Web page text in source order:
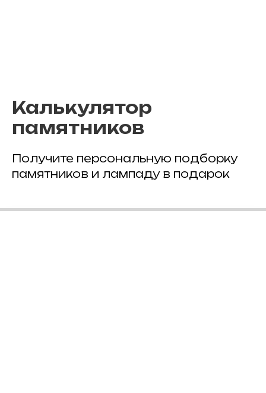
Калькулятор
памятников
Получите персональную подборку
памятников и лампаду в подарок